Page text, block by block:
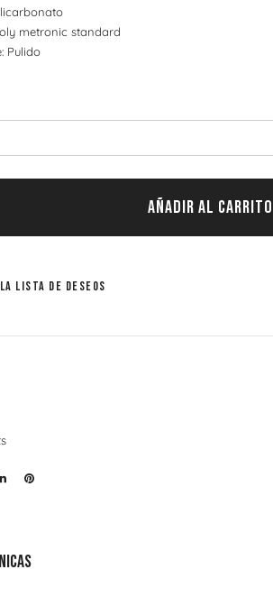
metronic standard
Pulido
AÑADIR AL CARRITO
lista de deseos